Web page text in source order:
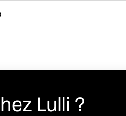
Lulli ?